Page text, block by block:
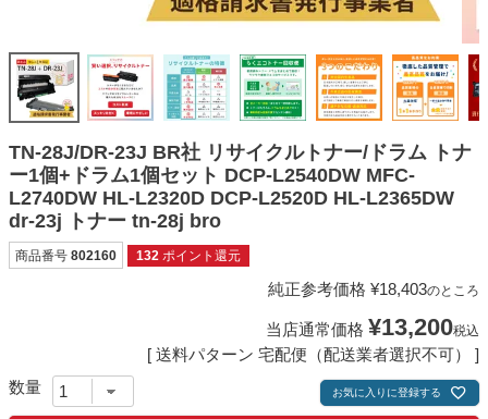
ご利用ガイド
よくある質問
お問い合わせ
会員専用商品
説明書ダウンロード
TN-28J/DR-23J BR社 リサイクルトナー/ドラム トナ
ー1個+ドラム1個セット DCP-L2540DW MFC-
L2740DW HL-L2320D DCP-L2520D HL-L2365DW
dr-23j トナー tn-28j bro
商品番号 802160 132 ポイント還元
純正参考価格 ¥18,403のところ
当店通常価格 ¥13,200税込
送料パターン 宅配便（配送業者選択不可）
お気に入りに登録する